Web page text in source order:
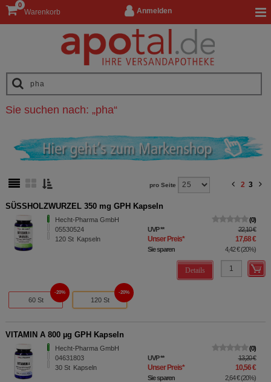
Anmelden
Warenkorb
0
Sie suchen nach: „pha“
pro Seite 2 3
SÜSSHOLZWURZEL 350 mg GPH Kapseln
Hecht-Pharma GmbH
05530524
120 St Kapseln
0
UVP** 22,10 €
Unser Preis* 17,68 €
Sie sparen 4,42 €(20%)
Details
60 St
20%
120 St
20%
VITAMIN A 800 µg GPH Kapseln
Hecht-Pharma GmbH
04631803
30 St Kapseln
0
UVP** 13,20 €
Unser Preis* 10,56 €
Sie sparen 2,64 €(20%)